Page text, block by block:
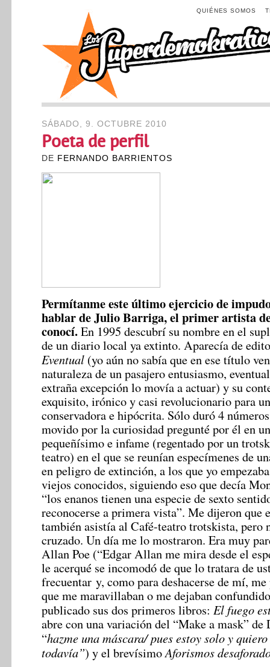
QUIÉNES SOMOS
SÁBADO, 9. OCTUBRE 2010
Poeta de perfil
DE FERNANDO BARRIENTOS
Permítanme este último ejercicio de
hablar de Julio Barriga, el primer artista
conocí.En 1995 descubrí su nombre en el
de un diario local ya extinto. Aparecía de
Eventual(yo aún no sabía que en ese título
naturaleza de un pasajero entusiasmo,
extraña excepción lo movía a actuar) y su
exquisito, irónico y casi revolucionario para
conservadora e hipócrita. Sólo duró 4
movido por la curiosidad pregunté por él en
pequeñísimo e infame (regentado por un
teatro) en el que se reunían especímenes de
en peligro de extinción, a los que yo
viejos conocidos, siguiendo eso que decía
“los enanos tienen una especie de sexto
reconocerse a primera vista”. Me dijeron que
también asistía al Café-teatro trotskista, pero
cruzado. Un día me lo mostraron. Era muy
Allan Poe (“Edgar Allan me mira desde el
le acerqué se incomodó de que lo tratara de
frecuentar y, como para deshacerse de mí,
que me maravillaban o me dejaban
publicado sus dos primeros libros: El fuego
abre con una variación del “Make a mask” de
“hazme una máscara/ pues estoy solo y
todavía”) y el brevísimoAforismos